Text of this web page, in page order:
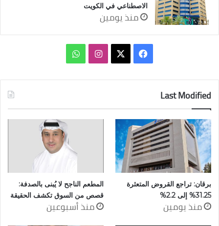
الاصطناعي في الكويت
منذ يومين
فيسبوك انستقرامواتساب
Last Modified
برقان: تراجع القروض المتعثرة
31.25% إلى 2.2%
منذ يومين
المطعم الناجح لا يُبنى بالصدفة:
قصص من السوق تكشف الحقيقة
منذ أسبوعين